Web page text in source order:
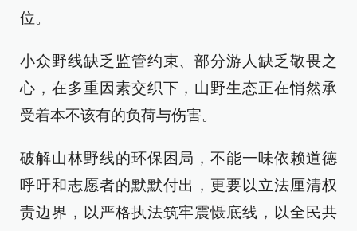
位。
小众野线缺乏监管约束、部分游人缺乏敬畏之
心，在多重因素交织下，山野生态正在悄然承
受着本不该有的负荷与伤害。
破解山林野线的环保困局，不能一味依赖道德
呼吁和志愿者的默默付出，更要以立法厘清权
责边界，以严格执法筑牢震慑底线，以全民共